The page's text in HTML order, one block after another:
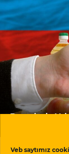
Veb saytımız
Beynəlxalq